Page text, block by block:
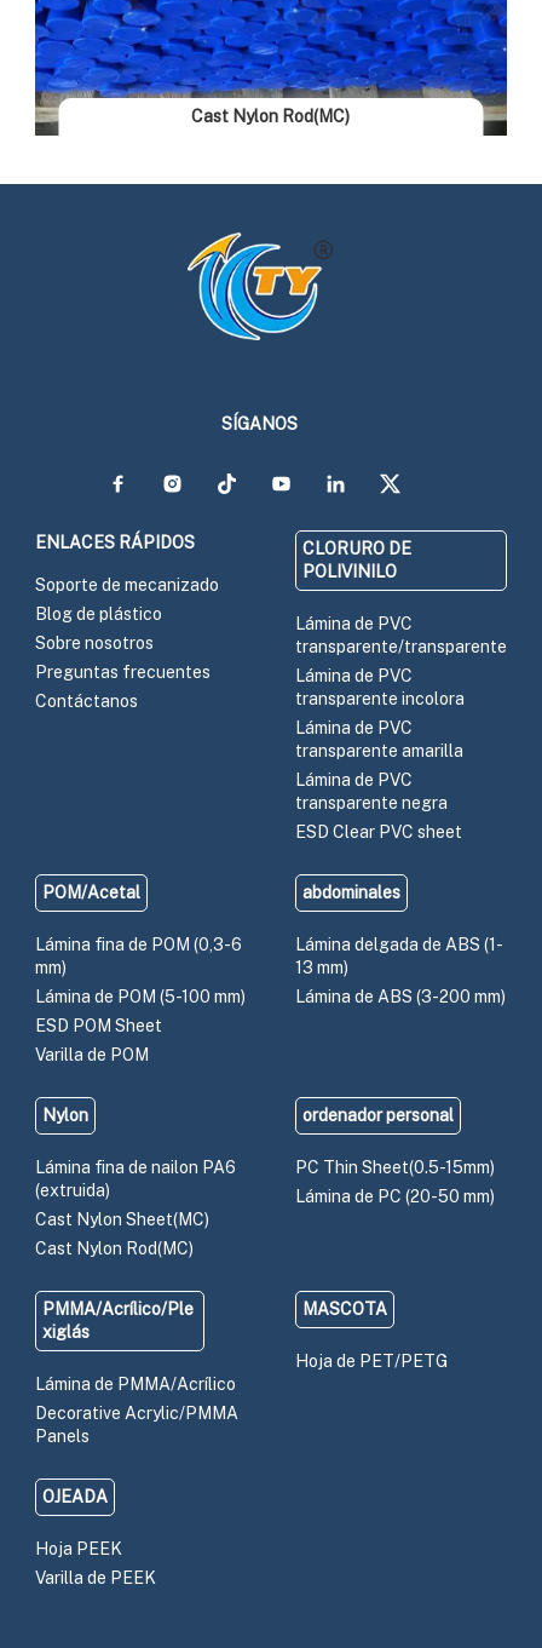
Cast Nylon Rod(MC)
SÍGANOS
ENLACES RÁPIDOS
Soporte de mecanizado
Blog de plástico
Sobre nosotros
Preguntas frecuentes
Contáctanos
CLORURO DE
POLIVINILO
Lámina de PVC
transparente/transparente
Lámina de PVC
transparente incolora
Lámina de PVC
transparente amarilla
Lámina de PVC
transparente negra
ESD Clear PVC sheet
POM/Acetal
Lámina fina de POM (0,3-6
mm)
Lámina de POM (5-100 mm)
ESD POM Sheet
Varilla de POM
abdominales
Lámina delgada de ABS (1-
13 mm)
Lámina de ABS (3-200 mm)
Nylon
Lámina fina de nailon PA6
(extruida)
Cast Nylon Sheet(MC)
Cast Nylon Rod(MC)
ordenador personal
PC Thin Sheet(0.5-15mm)
Lámina de PC (20-50 mm)
PMMA/Acrílico/Ple
xiglás
Lámina de PMMA/Acrílico
Decorative Acrylic/PMMA
Panels
MASCOTA
Hoja de PET/PETG
OJEADA
Hoja PEEK
Varilla de PEEK